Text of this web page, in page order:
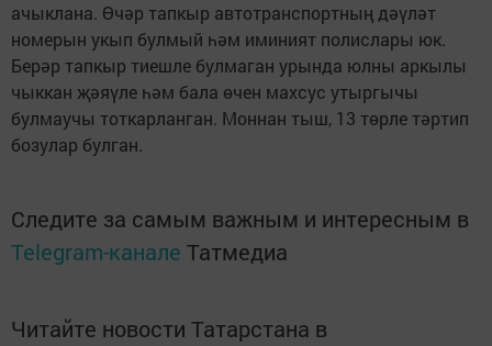
ачыклана. Өчәр тапкыр автотранспортның дәүләт
номерын укып булмый һәм иминият полислары юк.
Берәр тапкыр тиешле булмаган урында юлны аркылы
чыккан җәяүле һәм бала өчен махсус утыргычы
булмаучы тоткарланган. Моннан тыш, 13 төрле тәртип
бозулар булган.
Следите за самым важным и интересным в
Telegram-канале Татмедиа
Читайте новости Татарстана в